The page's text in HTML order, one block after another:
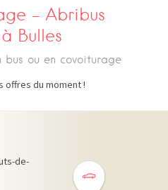
– Abribus
Bulles
bus ou en covoiturage
offres du moment !
de-